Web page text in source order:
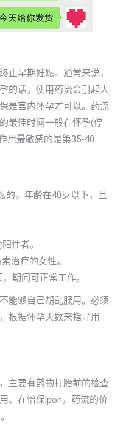
止早期妊娠。通常来说，
的话，使用药流会引起大
是宫内怀孕才可以。药流
最佳时间一般在怀孕(停
用最敏感的是第35-40
的，年龄在40岁以下，且
性者。
治疗的女性。
期间可正常工作。
能够自己胡乱服用。必须
根据怀孕天数来指导用
主要有药物打胎前的检查
。在怡保lpoh，药流的价